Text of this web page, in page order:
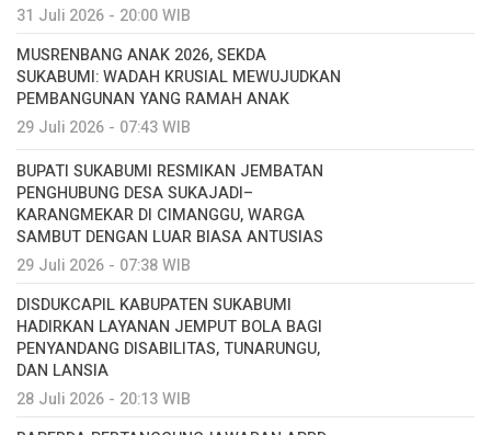
31 Juli 2026 - 20:00 WIB
MUSRENBANG ANAK 2026, SEKDA
SUKABUMI: WADAH KRUSIAL MEWUJUDKAN
PEMBANGUNAN YANG RAMAH ANAK
29 Juli 2026 - 07:43 WIB
BUPATI SUKABUMI RESMIKAN JEMBATAN
PENGHUBUNG DESA SUKAJADI–
KARANGMEKAR DI CIMANGGU, WARGA
SAMBUT DENGAN LUAR BIASA ANTUSIAS
29 Juli 2026 - 07:38 WIB
DISDUKCAPIL KABUPATEN SUKABUMI
HADIRKAN LAYANAN JEMPUT BOLA BAGI
PENYANDANG DISABILITAS, TUNARUNGU,
DAN LANSIA
28 Juli 2026 - 20:13 WIB